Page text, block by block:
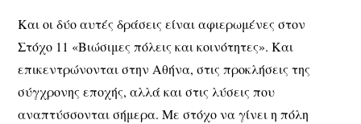
Και οι δύο αυτές δράσεις είναι αφιερωμένες στον
Στόχο 11 «Βιώσιμες πόλεις και κοινότητες». Και
επικεντρώνονται στην Αθήνα, στις προκλήσεις της
σύγχρονης εποχής, αλλά και στις λύσεις που
αναπτύσσονται σήμερα. Με στόχο να γίνει η πόλη